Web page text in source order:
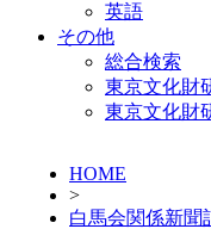
英語
その他
総合検索
東京文化財
東京文化財
HOME
>
白馬会関係新聞